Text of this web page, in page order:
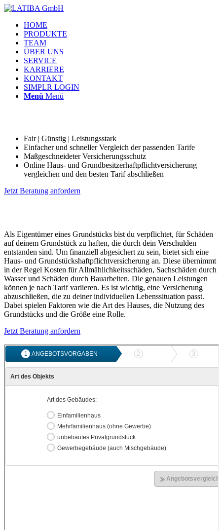
HOME
PRODUKTE
TEAM
ÜBER UNS
SERVICE
KARRIERE
KONTAKT
SIMPLR LOGIN
Menü Menü
Fair | Günstig | Leistungsstark
Einfacher und schneller Vergleich der passenden Tarife
Maßgeschneideter Versicherungsschutz
Online Haus- und Grundbesitzerhaftpflichtversicherung
vergleichen und den besten Tarif abschließen
Jetzt Beratung anfordern
Als Eigentümer eines Grundstücks bist du verpflichtet, für Schäden
auf deinem Grundstück zu haften, die durch dein Verschulden
entstanden sind. Um finanziell abgesichert zu sein, bietet sich eine
Haus- und Grundstückshaftpflichtversicherung an. Diese übernimmt
in der Regel Kosten für Allmählichkeitsschäden, Sachschäden durch
Wasser und Schäden durch Bauarbeiten. Die genauen Leistungen
können je nach Tarif variieren. Es ist wichtig, eine Versicherung
abzuschließen, die zu deiner individuellen Lebenssituation passt.
Dabei spielen Faktoren wie die Art des Hauses, die Nutzung des
Grundstücks und die Größe eine Rolle.
Jetzt Beratung anfordern